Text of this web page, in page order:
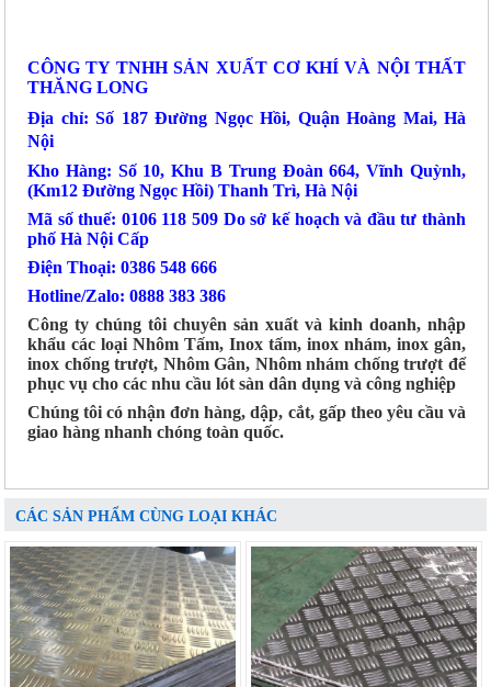
CÔNG TY TNHH SẢN XUẤT CƠ KHÍ VÀ NỘI THẤT
THĂNG LONG
Địa chỉ: Số 187 Đường Ngọc Hồi, Quận Hoàng Mai, Hà
Nội
Kho Hàng: Số 10, Khu B Trung Đoàn 664, Vĩnh Quỳnh,
(Km12 Đường Ngọc Hồi) Thanh Trì, Hà Nội
Mã số thuế: 0106 118 509 Do sở kế hoạch và đầu tư thành
phố Hà Nội Cấp
Điện Thoại: 0386 548 666
Hotline/Zalo: 0888 383 386
Công ty chúng tôi chuyên sản xuất và kinh doanh, nhập
khẩu các loại Nhôm Tấm, Inox tấm, inox nhám, inox gân,
inox chống trượt, Nhôm Gân, Nhôm nhám chống trượt để
phục vụ cho các nhu cầu lót sàn dân dụng và công nghiệp
Chúng tôi có nhận đơn hàng, dập, cắt, gấp theo yêu cầu và
giao hàng nhanh chóng toàn quốc.
CÁC SẢN PHẨM CÙNG LOẠI KHÁC